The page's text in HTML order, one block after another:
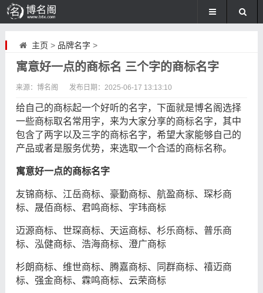
主页 > 品牌名字 >
寓意好一点的商标名 三个字的商标名字
来源：博名阁 发布日期： 2025-06-17 13:13:10
给自己的商标起一个好听的名字，下面就是博名阁选择
一些商标取名常用字，来为大家分享的商标名字，其中
包含了两字以及三字的商标名字，希望大家能够自己的
产品或者是服务优势，来选取一个合适的商标名称。
寓意好一点的商标名字
友锦商标、江岳商标、豪勤商标、航盈商标、琛杉商
标、晟佰商标、君鸣商标、宇玮商标
迈源商标、世琛商标、天运商标、杉乐商标、普乐商
标、泓健商标、浩海商标、澄广商标
杉朗商标、维世商标、腾嘉商标、同群商标、禧迈商
标、强金商标、霖鸣商标、云荣商标